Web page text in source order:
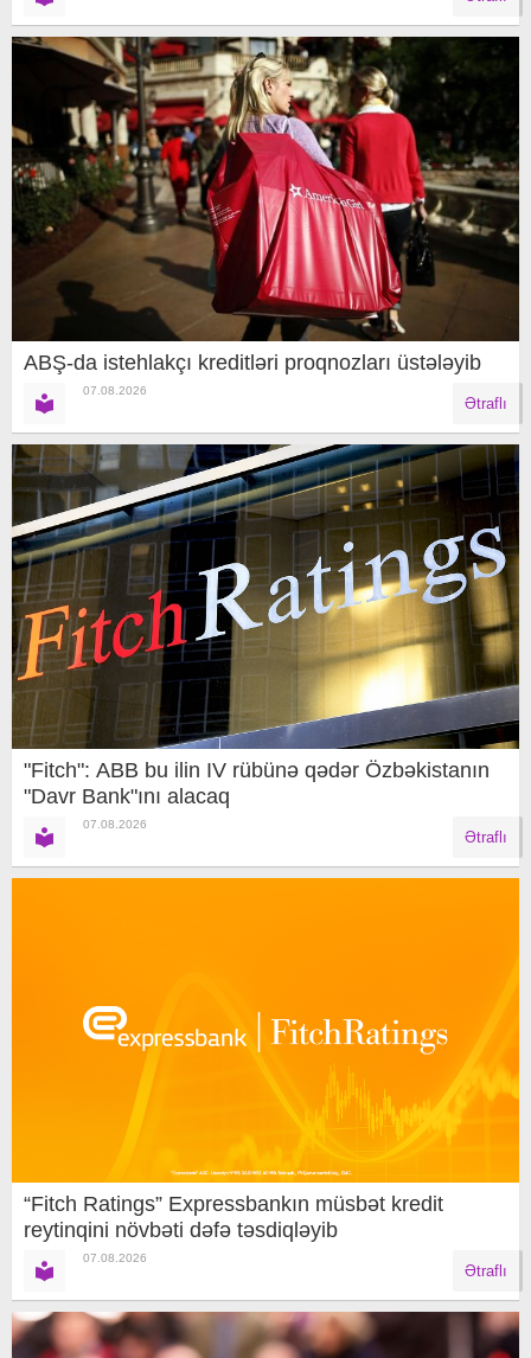
ABŞ-da istehlakçı kreditləri proqnozları üstələyib
07.08.2026
Ətraflı
"Fitch": ABB bu ilin IV rübünə qədər Özbəkistanın
"Davr Bank"ını alacaq
07.08.2026
Ətraflı
“Fitch Ratings” Expressbankın müsbət kredit
reytinqini növbəti dəfə təsdiqləyib
07.08.2026
Ətraflı